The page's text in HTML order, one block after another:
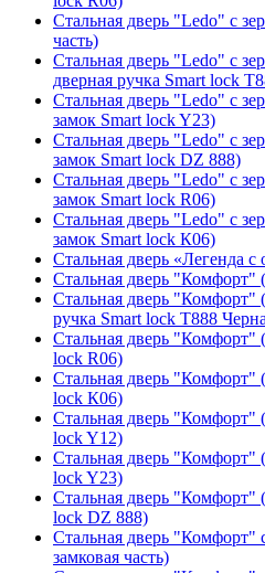
Стальная дверь "Ledo" с
часть)
Стальная дверь "Ledo" с
дверная ручка Smart lock
Стальная дверь "Ledo" с
замок Smart lock Y23)
Стальная дверь "Ledo" с
замок Smart lock DZ 888)
Стальная дверь "Ledo" с
замок Smart lock R06)
Стальная дверь "Ledo" с
замок Smart lock К06)
Стальная дверь «Легенда
Стальная дверь "Комфорт"
Стальная дверь "Комфорт"
ручка Smart lock T888
Стальная дверь "Комфорт"
lock R06)
Стальная дверь "Комфорт"
lock К06)
Стальная дверь "Комфорт"
lock Y12)
Стальная дверь "Комфорт"
lock Y23)
Стальная дверь "Комфорт"
lock DZ 888)
Стальная дверь "Комфорт"
замковая часть)